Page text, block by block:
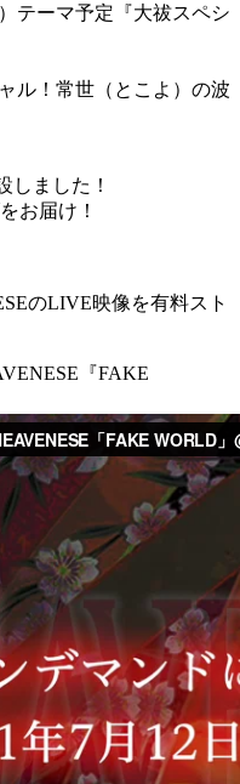
テーマ予定『大祓スペシ
ル！常世（とこよ）の波
ました！
お届け！
のLIVE映像を有料スト
『FAKE